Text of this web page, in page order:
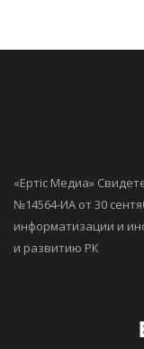
«Ертiс Медиа»
№14564-ИА от 30
информатизации и
и развитию РК